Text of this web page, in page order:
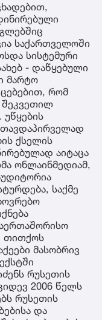
საქართველოში
სისტემური
- დაწყებული
მარტო
რომ
უწყების
თავდაპირველად
ქსელის
აიტაცა
ონლაინმედიამ,
საქმე
თითქოს
მასობრივ
რუსეთის
2006 წელს
რუსეთის
და